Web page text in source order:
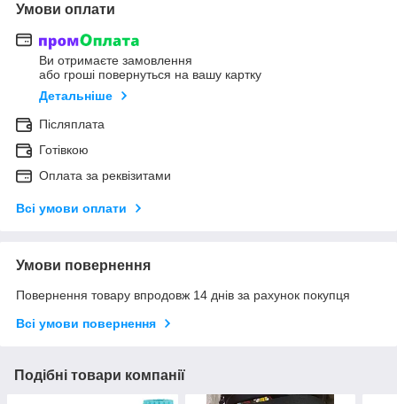
Умови оплати
Ви отримаєте замовлення
або гроші повернуться на вашу картку
Детальніше
Післяплата
Готівкою
Оплата за реквізитами
Всі умови оплати
Умови повернення
Повернення товару впродовж 14 днів за рахунок покупця
Всі умови повернення
Подібні товари компанії